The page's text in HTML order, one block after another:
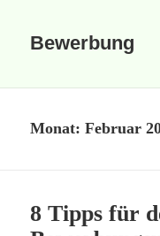
Bewerbung
Monat:Februar
8 Tipps für